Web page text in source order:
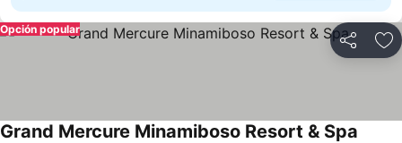
Compartir
Opción popular
Grand Mercure Minamiboso Resort & Spa